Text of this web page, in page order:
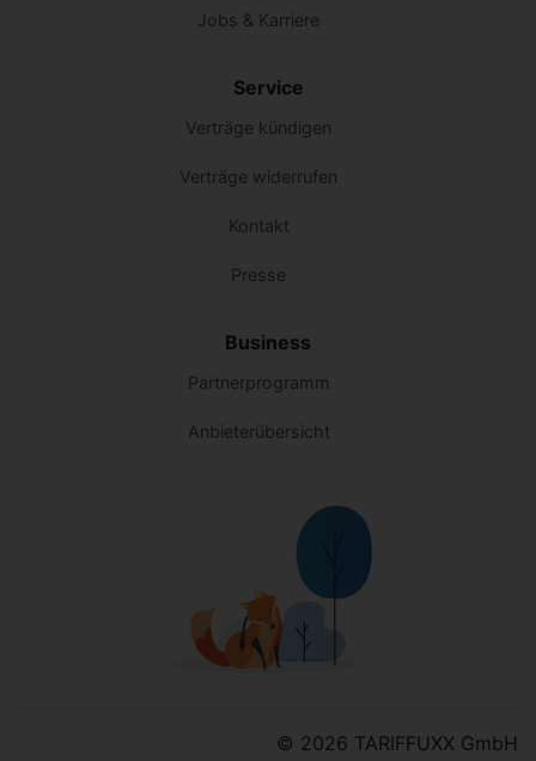
Jobs & Karriere
Service
Verträge kündigen
Verträge widerrufen
Kontakt
Presse
Business
Partnerprogramm
Anbieterübersicht
© 2026 TARIFFUXX GmbH